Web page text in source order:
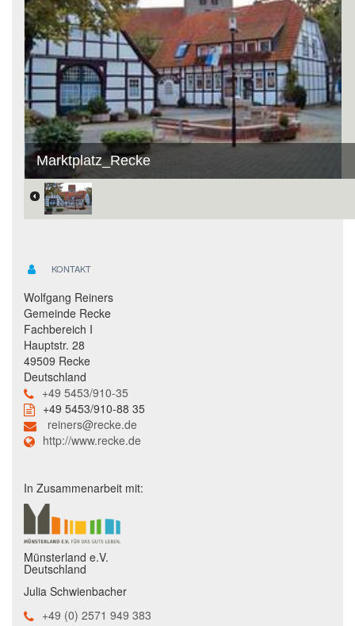
Marktplatz_Recke
KONTAKT
Wolfgang Reiners
Gemeinde Recke
Fachbereich I
Hauptstr. 28
49509 Recke
Deutschland
+49 5453/910-35
+49 5453/910-88 35
reiners@recke.de
http://www.recke.de
In Zusammenarbeit mit:
Münsterland e.V.
Deutschland
Julia Schwienbacher
+49 (0) 2571 949 383